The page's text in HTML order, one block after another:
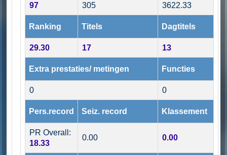
97 305 3622.33
Ranking Titels Dagtitels
29.30 17 13
Extra prestaties/ metingen Functies
0 0
Pers.record Seiz. record Klassement
PR Overall:
18.33
0.00 0.00